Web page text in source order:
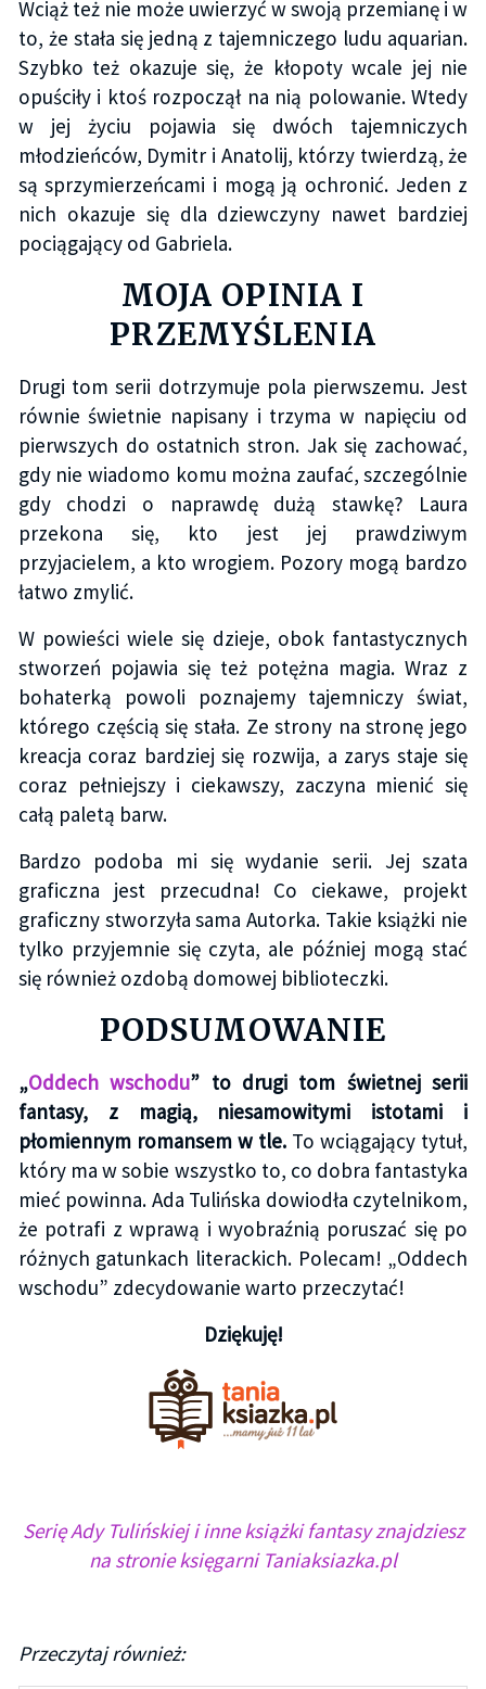
Wciąż też nie może uwierzyć w swoją przemianę i w
to, że stała się jedną z tajemniczego ludu aquarian.
Szybko też okazuje się, że kłopoty wcale jej nie
opuściły i ktoś rozpoczął na nią polowanie. Wtedy
w jej życiu pojawia się dwóch tajemniczych
młodzieńców, Dymitr i Anatolij, którzy twierdzą, że
są sprzymierzeńcami i mogą ją ochronić. Jeden z
nich okazuje się dla dziewczyny nawet bardziej
pociągający od Gabriela.
MOJA OPINIA I
PRZEMYŚLENIA
Drugi tom serii dotrzymuje pola pierwszemu. Jest
równie świetnie napisany i trzyma w napięciu od
pierwszych do ostatnich stron. Jak się zachować,
gdy nie wiadomo komu można zaufać, szczególnie
gdy chodzi o naprawdę dużą stawkę? Laura
przekona się, kto jest jej prawdziwym
przyjacielem, a kto wrogiem. Pozory mogą bardzo
łatwo zmylić.
W powieści wiele się dzieje, obok fantastycznych
stworzeń pojawia się też potężna magia. Wraz z
bohaterką powoli poznajemy tajemniczy świat,
którego częścią się stała. Ze strony na stronę jego
kreacja coraz bardziej się rozwija, a zarys staje się
coraz pełniejszy i ciekawszy, zaczyna mienić się
całą paletą barw.
Bardzo podoba mi się wydanie serii. Jej szata
graficzna jest przecudna! Co ciekawe, projekt
graficzny stworzyła sama Autorka. Takie książki nie
tylko przyjemnie się czyta, ale później mogą stać
się również ozdobą domowej biblioteczki.
PODSUMOWANIE
„Oddech wschodu” to drugi tom świetnej serii
fantasy, z magią, niesamowitymi istotami i
płomiennym romansem w tle. To wciągający tytuł,
który ma w sobie wszystko to, co dobra fantastyka
mieć powinna. Ada Tulińska dowiodła czytelnikom,
że potrafi z wprawą i wyobraźnią poruszać się po
różnych gatunkach literackich. Polecam! „Oddech
wschodu” zdecydowanie warto przeczytać!
Dziękuję!
Serię Ady Tulińskiej i inne książki fantasy znajdziesz
na stronie księgarni Taniaksiazka.pl
Przeczytaj również: